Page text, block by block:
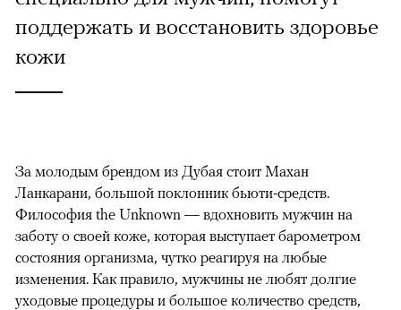
поддержать и восстановить здоровье
кожи
За молодым брендом из Дубая стоит Махан
Ланкарани, большой поклонник бьюти-средств.
Философия the Unknown — вдохновить мужчин на
заботу о своей коже, которая выступает барометром
состояния организма, чутко реагируя на любые
изменения. Как правило, мужчины не любят долгие
уходовые процедуры и большое количество средств,